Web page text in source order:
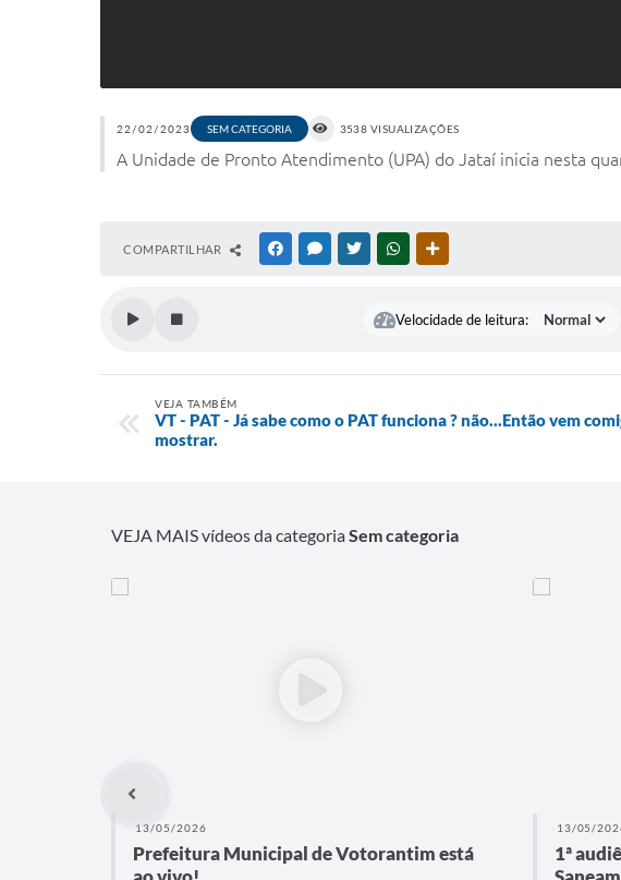
22/02/2023 SEM CATEGORIA 3538 VISUALIZAÇÕES
A Unidade de Pronto Atendimento (UPA) do Jataí inicia nesta
COMPARTILHAR FACEBOOKMESSENGER
TWITTERWHATSAPP
Velocidade de leitura:
VEJA TAMBÉM
VT - PAT - Já sabe como o PAT funciona ? não...Então vem
mostrar.
VEJA MAIS vídeos da categoriaSem categoria
13/05/2026
Prefeitura Municipal de Votorantim está
13/05/
1ª